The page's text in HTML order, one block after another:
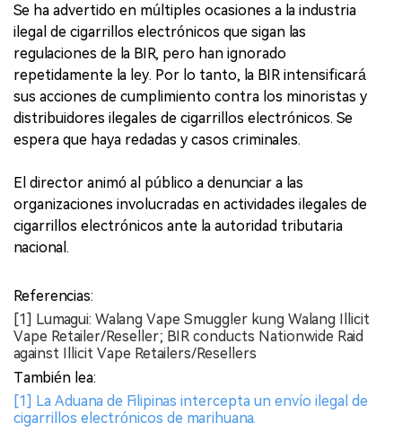
Se ha advertido en múltiples ocasiones a la industria
ilegal de cigarrillos electrónicos que sigan las
regulaciones de la BIR, pero han ignorado
repetidamente la ley. Por lo tanto, la BIR intensificará
sus acciones de cumplimiento contra los minoristas y
distribuidores ilegales de cigarrillos electrónicos. Se
espera que haya redadas y casos criminales.
El director animó al público a denunciar a las
organizaciones involucradas en actividades ilegales de
cigarrillos electrónicos ante la autoridad tributaria
nacional.
Referencias:
[1] Lumagui: Walang Vape Smuggler kung Walang Illicit
Vape Retailer/Reseller; BIR conducts Nationwide Raid
against Illicit Vape Retailers/Resellers
También lea:
[1] La Aduana de Filipinas intercepta un envío ilegal de
cigarrillos electrónicos de marihuana.